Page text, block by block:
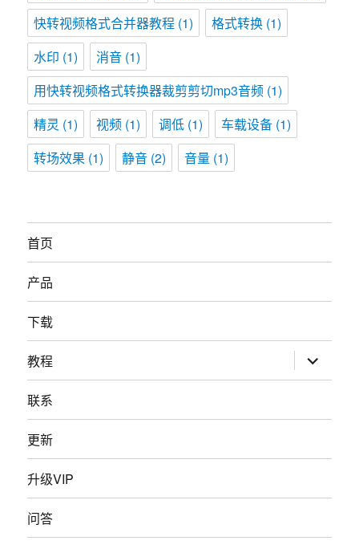
快转视频格式合并器教程 (1) 格式转换 (1)
水印 (1) 消音 (1)
用快转视频格式转换器裁剪剪切mp3音频 (1)
精灵 (1) 视频 (1) 调低 (1) 车载设备 (1)
转场效果 (1) 静音 (2) 音量 (1)
首页
产品
下载
教程 展
开
子
联系
更新
升级VIP
问答